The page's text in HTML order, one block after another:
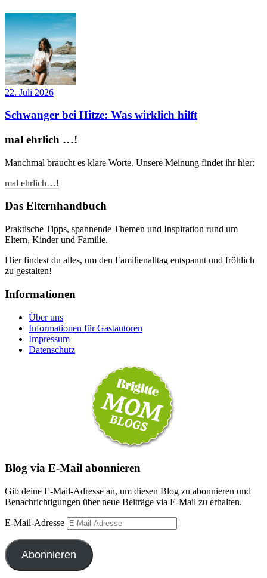
22. Juli 2026
Schwanger bei Hitze: Was wirklich hilft
mal ehrlich …!
Manchmal braucht es klare Worte. Unsere Meinung findet ihr hier:
mal ehrlich…!
Das Elternhandbuch
Praktische Tipps, spannende Themen und Inspiration rund um
Eltern, Kinder und Familie.
Hier findest du alles, um den Familienalltag entspannt und fröhlich
zu gestalten!
Informationen
Über uns
Informationen für Gastautoren
Impressum
Datenschutz
Blog via E-Mail abonnieren
Gib deine E-Mail-Adresse an, um diesen Blog zu abonnieren und
Benachrichtigungen über neue Beiträge via E-Mail zu erhalten.
E-Mail-Adresse
Abonnieren